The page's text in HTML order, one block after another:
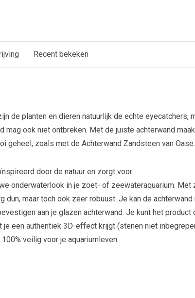
Recent bekeken
de planten en dieren natuurlijk de echte eyecatchers,
mag ook niet ontbreken. Met de juiste achterwand
geheel, zoals met de Achterwand Zandsteen van Oase.
door de natuur en zorgt voor
onderwaterlook in je zoet- of zeewateraquarium. Met
dun, maar toch ook zeer robuust. Je kan de
aan je glazen achterwand. Je kunt het product
je een authentiek 3D-effect krijgt (stenen niet
veilig voor je aquariumleven.